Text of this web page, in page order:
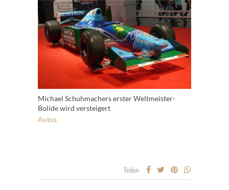
Michael Schuhmachers erster Weltmeister-
Bolide wird versteigert
Autos
Teilen